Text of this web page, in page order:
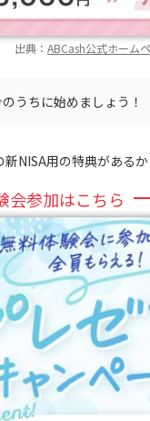
出典： ABCash公式ホーム
うちに始めましょう！
NISA用の特典がある
会参加はこちら